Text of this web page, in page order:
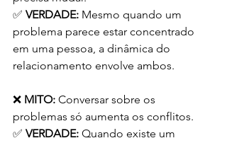
✅ VERDADE: Mesmo quando um
problema parece estar concentrado
em uma pessoa, a dinâmica do
relacionamento envolve ambos.
❌ MITO: Conversar sobre os
problemas só aumenta os conflitos.
✅ VERDADE: Quando existe um